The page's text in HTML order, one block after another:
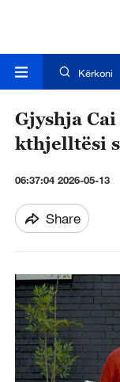
Kërkoni
Gjyshja
kthjelltësi
06:37:04 2026-05-13
Share